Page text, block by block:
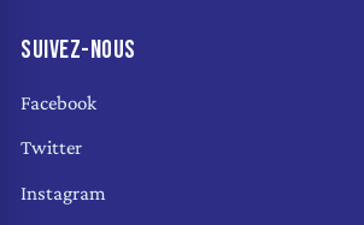
SUIVEZ-NOUS
Facebook
Twitter
Instagram